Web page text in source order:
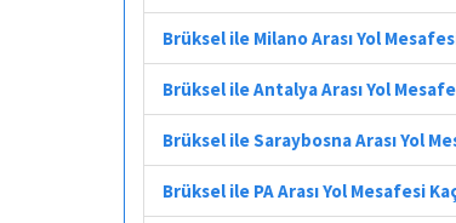
Brüksel ile Milano Arası Yol
Brüksel ile Antalya Arası Yol
Brüksel ile Saraybosna Arası Yol
Brüksel ile PA Arası Yol Mesafesi